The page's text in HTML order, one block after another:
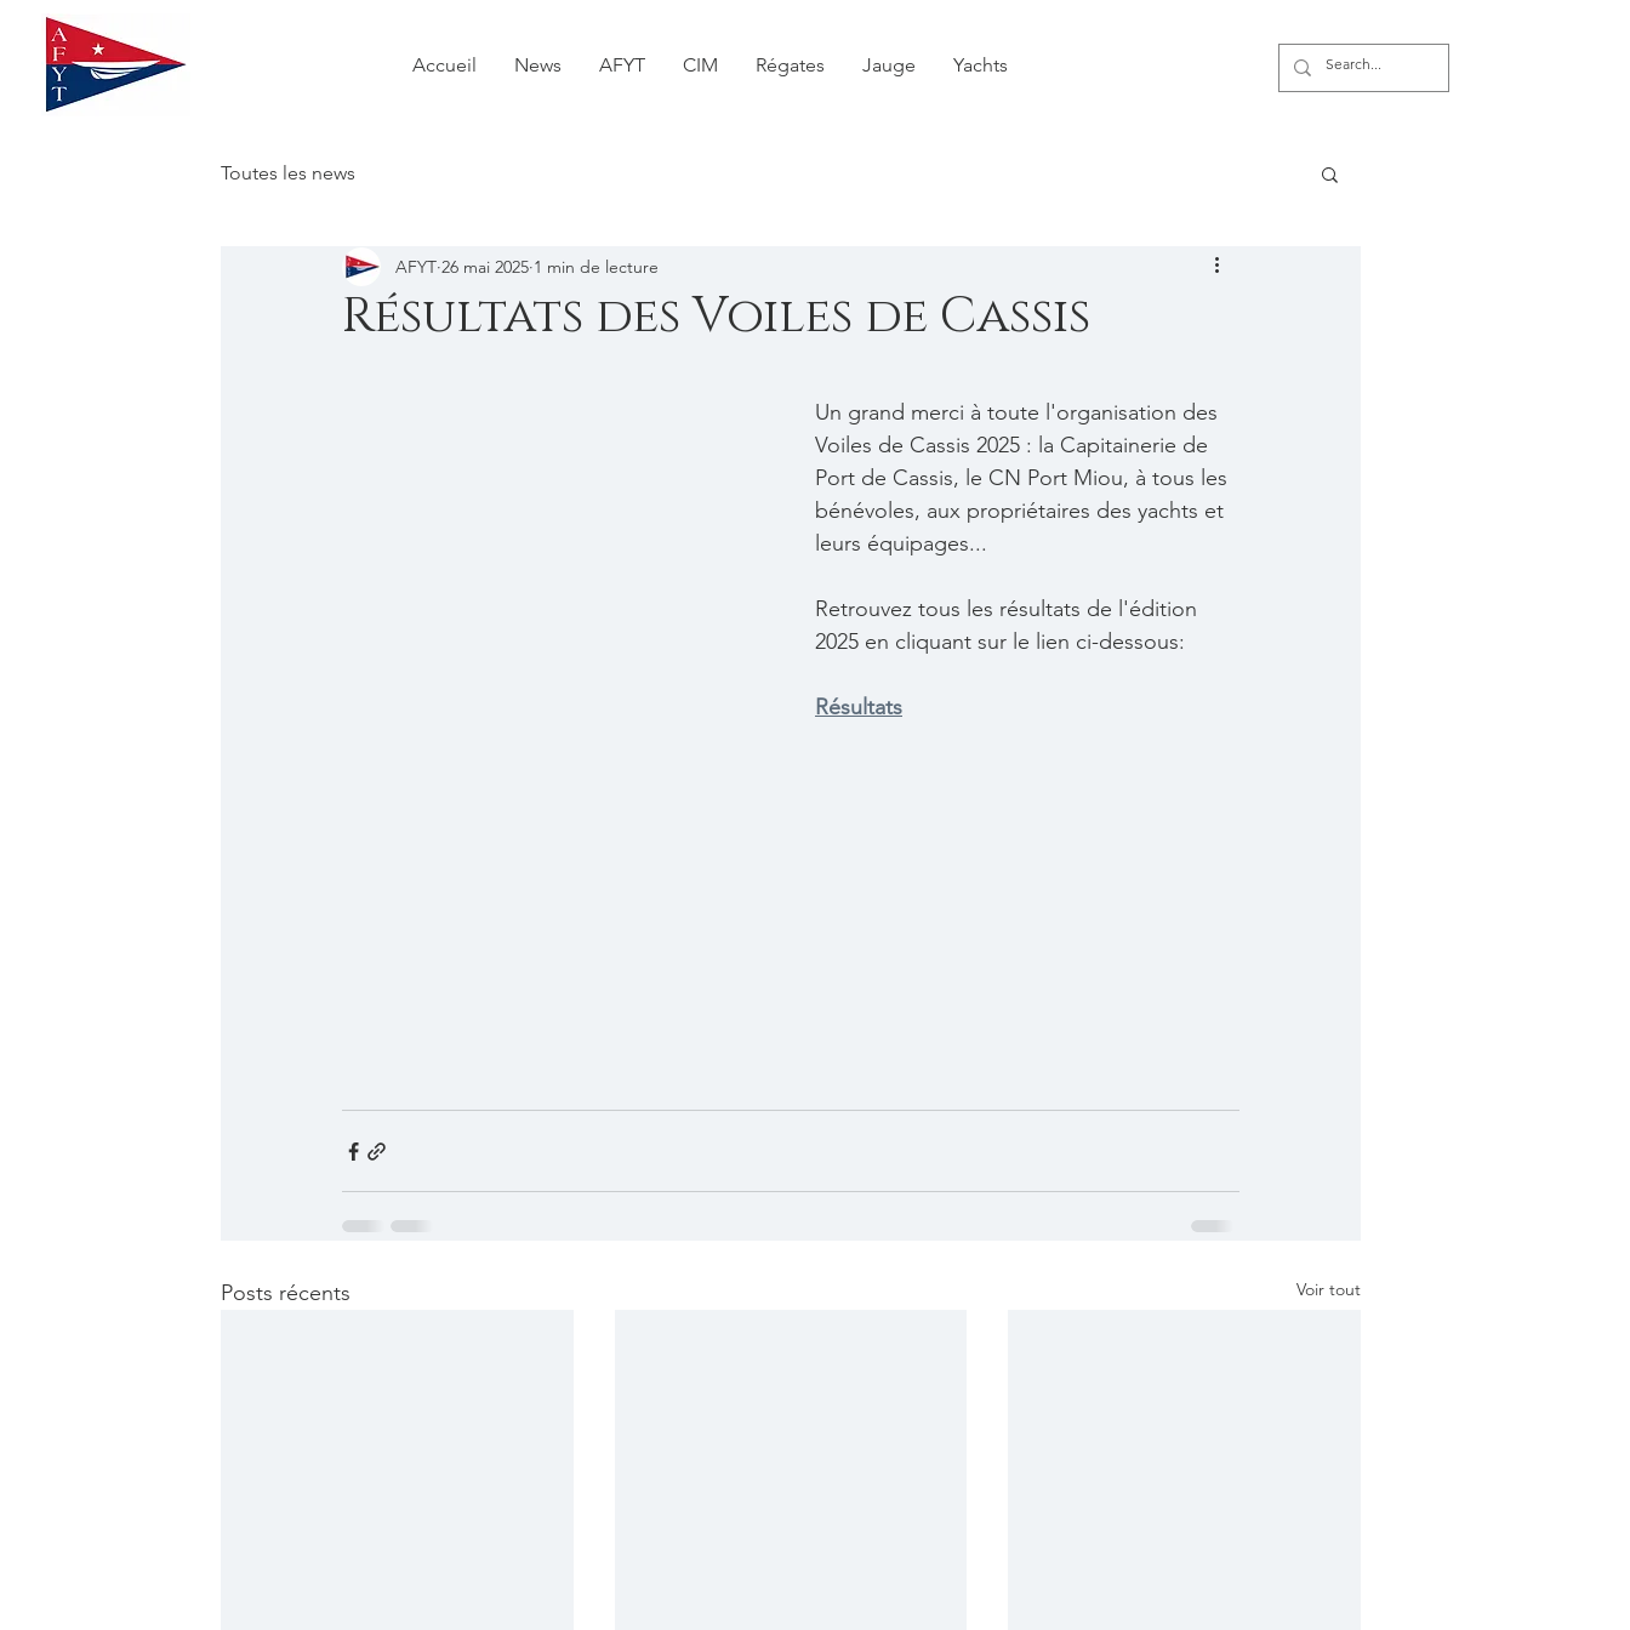
Accueil News AFYT CIM Régates Jauge Yachts
Toutes les news
Résultats des Voiles de Cassis
AFYT 26 mai 2025 1 min de lecture
Un grand merci à toute l'organisation des
Voiles de Cassis 2025 : la Capitainerie de
Port de Cassis, le CN Port Miou, à tous les
bénévoles, aux propriétaires des yachts et
leurs équipages...
Retrouvez tous les résultats de l'édition
2025 en cliquant sur le lien ci-dessous:
Résultats
Posts récents Voir tout